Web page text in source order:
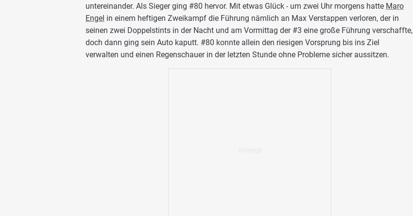
untereinander. Als Sieger ging #80 hervor. Mit etwas Glück - um zwei Uhr morgens hatte Maro
Engel in einem heftigen Zweikampf die Führung nämlich an Max Verstappen verloren, der in
seinen zwei Doppelstints in der Nacht und am Vormittag der #3 eine große Führung verschaffte,
doch dann ging sein Auto kaputt. #80 konnte allein den riesigen Vorsprung bis ins Ziel
verwalten und einen Regenschauer in der letzten Stunde ohne Probleme sicher aussitzen.